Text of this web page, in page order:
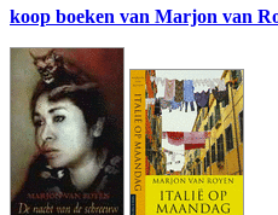
koop boeken van Marjon van